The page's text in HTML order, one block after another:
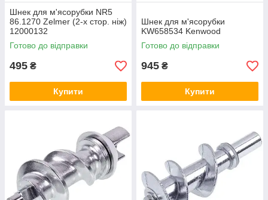
Шнек для м'ясорубки NR5
86.1270 Zelmer (2-х стор. ніж)
12000132
Готово до відправки
495 ₴
Купити
Шнек для м'ясорубки
KW658534 Kenwood
Готово до відправки
945 ₴
Купити